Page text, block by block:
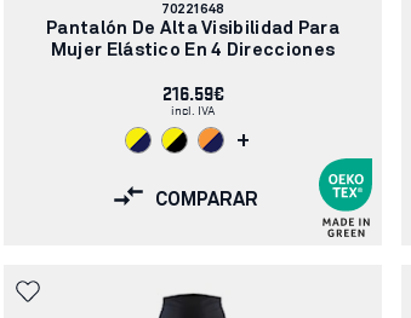
Número
de
artículo:
70221648
Pantalón De Alta Visibilidad Para
Mujer Elástico En 4 Direcciones
216.59€
incl. IVA
+
COMPARAR